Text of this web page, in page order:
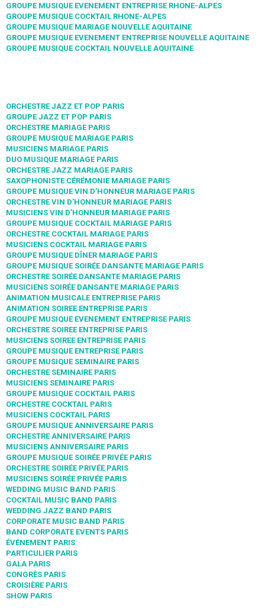
GROUPE MUSIQUE EVENEMENT ENTREPRISE RHONE-ALPES
GROUPE MUSIQUE COCKTAIL RHONE-ALPES
GROUPE MUSIQUE MARIAGE NOUVELLE AQUITAINE
GROUPE MUSIQUE EVENEMENT ENTREPRISE NOUVELLE AQUITAINE
GROUPE MUSIQUE COCKTAIL NOUVELLE AQUITAINE
ORCHESTRE JAZZ ET POP PARIS
GROUPE JAZZ ET POP PARIS
ORCHESTRE MARIAGE PARIS
GROUPE MUSIQUE MARIAGE PARIS
MUSICIENS MARIAGE PARIS
DUO MUSIQUE MARIAGE PARIS
ORCHESTRE JAZZ MARIAGE PARIS
SAXOPHONISTE CÉRÉMONIE MARIAGE PARIS
GROUPE MUSIQUE VIN D’HONNEUR MARIAGE PARIS
ORCHESTRE VIN D’HONNEUR MARIAGE PARIS
MUSICIENS VIN D’HONNEUR MARIAGE PARIS
GROUPE MUSIQUE COCKTAIL MARIAGE PARIS
ORCHESTRE COCKTAIL MARIAGE PARIS
MUSICIENS COCKTAIL MARIAGE PARIS
GROUPE MUSIQUE DÎNER MARIAGE PARIS
GROUPE MUSIQUE SOIRÉE DANSANTE MARIAGE PARIS
ORCHESTRE SOIRÉE DANSANTE MARIAGE PARIS
MUSICIENS SOIRÉE DANSANTE MARIAGE PARIS
ANIMATION MUSICALE ENTREPRISE PARIS
ANIMATION SOIREE ENTREPRISE PARIS
GROUPE MUSIQUE EVENEMENT ENTREPRISE PARIS
ORCHESTRE SOIREE ENTREPRISE PARIS
MUSICIENS SOIREE ENTREPRISE PARIS
GROUPE MUSIQUE ENTREPRISE PARIS
GROUPE MUSIQUE SEMINAIRE PARIS
ORCHESTRE SEMINAIRE PARIS
MUSICIENS SEMINAIRE PARIS
GROUPE MUSIQUE COCKTAIL PARIS
ORCHESTRE COCKTAIL PARIS
MUSICIENS COCKTAIL PARIS
GROUPE MUSIQUE ANNIVERSAIRE PARIS
ORCHESTRE ANNIVERSAIRE PARIS
MUSICIENS ANNIVERSAIRE PARIS
GROUPE MUSIQUE SOIRÉE PRIVÉE PARIS
ORCHESTRE SOIRÉE PRIVÉE PARIS
MUSICIENS SOIRÉE PRIVÉE PARIS
WEDDING MUSIC BAND PARIS
COCKTAIL MUSIC BAND PARIS
WEDDING JAZZ BAND PARIS
CORPORATE MUSIC BAND PARIS
BAND CORPORATE EVENTS PARIS
ÉVÉNEMENT PARIS
PARTICULIER PARIS
GALA PARIS
CONGRÈS PARIS
CROISIÈRE PARIS
SHOW PARIS